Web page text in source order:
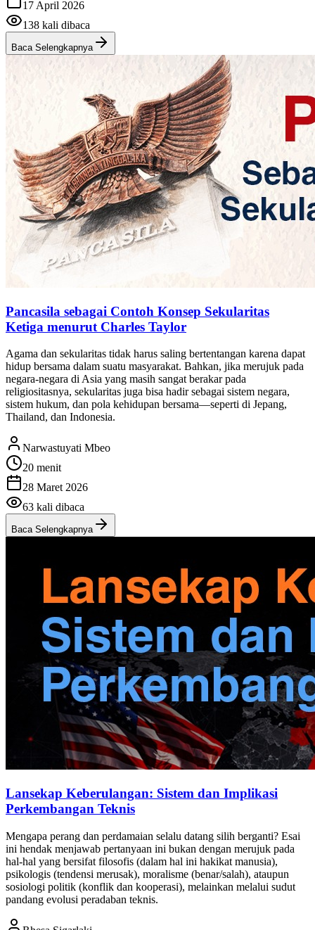
17 April 2026
138 kali dibaca
Baca Selengkapnya
Pancasila sebagai Contoh Konsep Sekularitas
Ketiga menurut Charles Taylor
Agama dan sekularitas tidak harus saling bertentangan karena dapat
hidup bersama dalam suatu masyarakat. Bahkan, jika merujuk pada
negara-negara di Asia yang masih sangat berakar pada
religiositasnya, sekularitas juga bisa hadir sebagai sistem negara,
sistem hukum, dan pola kehidupan bersama—seperti di Jepang,
Thailand, dan Indonesia.
Narwastuyati Mbeo
20 menit
28 Maret 2026
63 kali dibaca
Baca Selengkapnya
Lansekap Keberulangan: Sistem dan Implikasi
Perkembangan Teknis
Mengapa perang dan perdamaian selalu datang silih berganti? Esai
ini hendak menjawab pertanyaan ini bukan dengan merujuk pada
hal-hal yang bersifat filosofis (dalam hal ini hakikat manusia),
psikologis (tendensi merusak), moralisme (benar/salah), ataupun
sosiologi politik (konflik dan kooperasi), melainkan melalui sudut
pandang evolusi peradaban teknis.